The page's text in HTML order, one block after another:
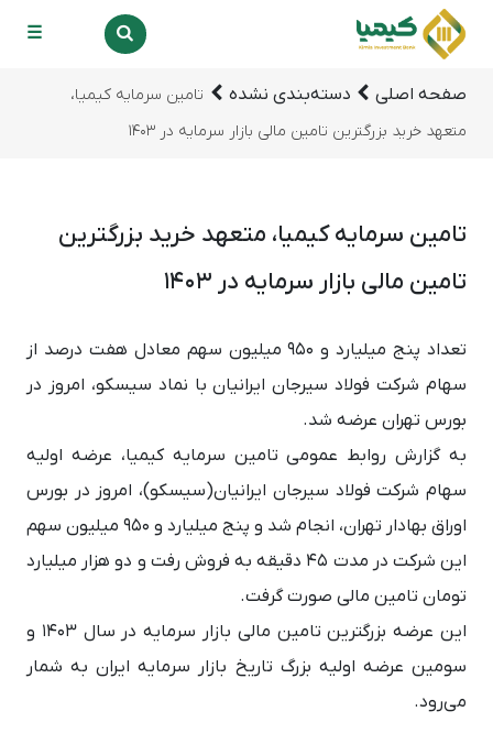
☰
صفحه اصلی دسته‌بندی نشده
تامین سرمایه کیمیا،
متعهد خرید بزرگترین تامین مالی بازار سرمایه در 1403
تامین سرمایه کیمیا، متعهد خرید بزرگترین
تامین مالی بازار سرمایه در 1403
تعداد پنج میلیارد و 950 میلیون سهم معادل هفت درصد از
سهام شرکت فولاد سیرجان ایرانیان با نماد سیسکو، امروز در
بورس تهران عرضه شد.
به گزارش روابط عمومی تامین سرمایه کیمیا، عرضه اولیه
سهام شرکت فولاد سیرجان ایرانیان(سیسکو)، امروز در بورس
اوراق بهادار تهران، انجام شد و پنج میلیارد و 950 میلیون سهم
این شرکت در مدت ۴۵ دقیقه به فروش رفت و دو هزار میلیارد
تومان تامین مالی صورت گرفت.
این عرضه بزرگترین تامین مالی بازار سرمایه در سال 1403 و
سومین عرضه اولیه بزرگ تاریخ بازار سرمایه ایران به شمار
می‌رود.